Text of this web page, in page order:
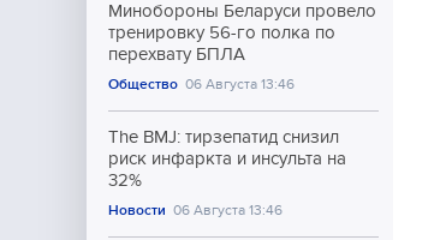
Минобороны Беларуси провело
тренировку 56-го полка по
перехвату БПЛА
Общество 06 Августа 13:46
The BMJ: тирзепатид снизил
риск инфаркта и инсульта на
32%
Новости 06 Августа 13:46